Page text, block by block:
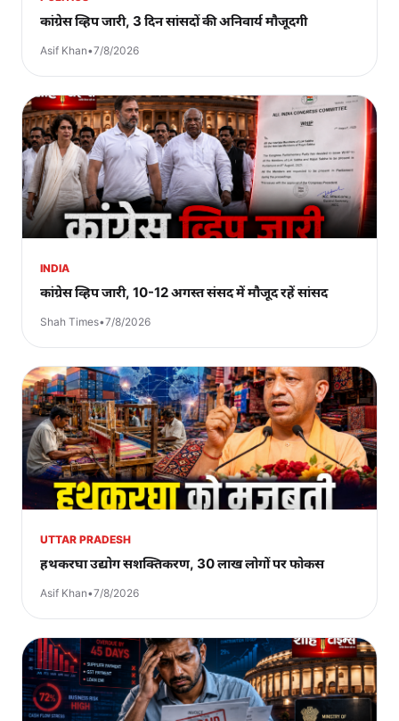
कांग्रेस व्हिप जारी, 3 दिन सांसदों की अनिवार्य मौजूदगी
Asif Khan•7/8/2026
INDIA
कांग्रेस व्हिप जारी, 10-12 अगस्त संसद में मौजूद रहें सांसद
Shah Times•7/8/2026
UTTAR PRADESH
हथकरघा उद्योग सशक्तिकरण, 30 लाख लोगों पर फोकस
Asif Khan•7/8/2026